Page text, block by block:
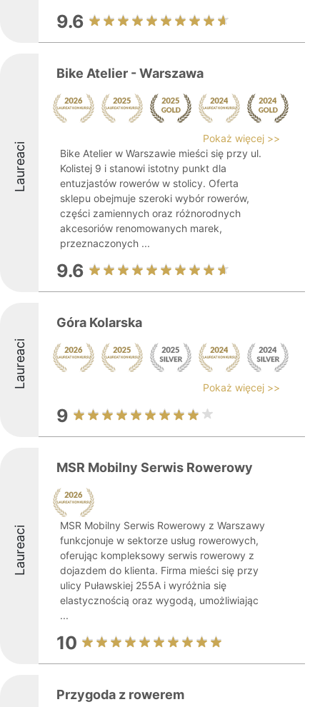
9.6
Laureaci
Bike Atelier - Warszawa
Pokaż więcej >>
Bike Atelier w Warszawie mieści się przy ul.
Kolistej 9 i stanowi istotny punkt dla
entuzjastów rowerów w stolicy. Oferta
sklepu obejmuje szeroki wybór rowerów,
części zamiennych oraz różnorodnych
akcesoriów renomowanych marek,
przeznaczonych ...
9.6
Laureaci
Góra Kolarska
Pokaż więcej >>
9
Laureaci
MSR Mobilny Serwis Rowerowy
MSR Mobilny Serwis Rowerowy z Warszawy
funkcjonuje w sektorze usług rowerowych,
oferując kompleksowy serwis rowerowy z
dojazdem do klienta. Firma mieści się przy
ulicy Puławskiej 255A i wyróżnia się
elastycznością oraz wygodą, umożliwiając
...
10
Przygoda z rowerem